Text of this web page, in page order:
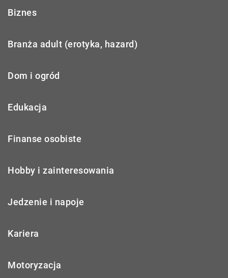
Biznes
Branża adult (erotyka, hazard)
Dom i ogród
Edukacja
Finanse osobiste
Hobby i zainteresowania
Jedzenie i napoje
Kariera
Motoryzacja